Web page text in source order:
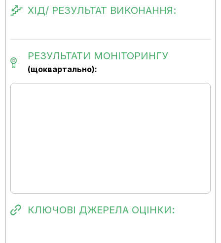
ХІД/ РЕЗУЛЬТАТ ВИКОНАННЯ:
РЕЗУЛЬТАТИ МОНІТОРИНГУ
(щоквартально):
КЛЮЧОВІ ДЖЕРЕЛА ОЦІНКИ: